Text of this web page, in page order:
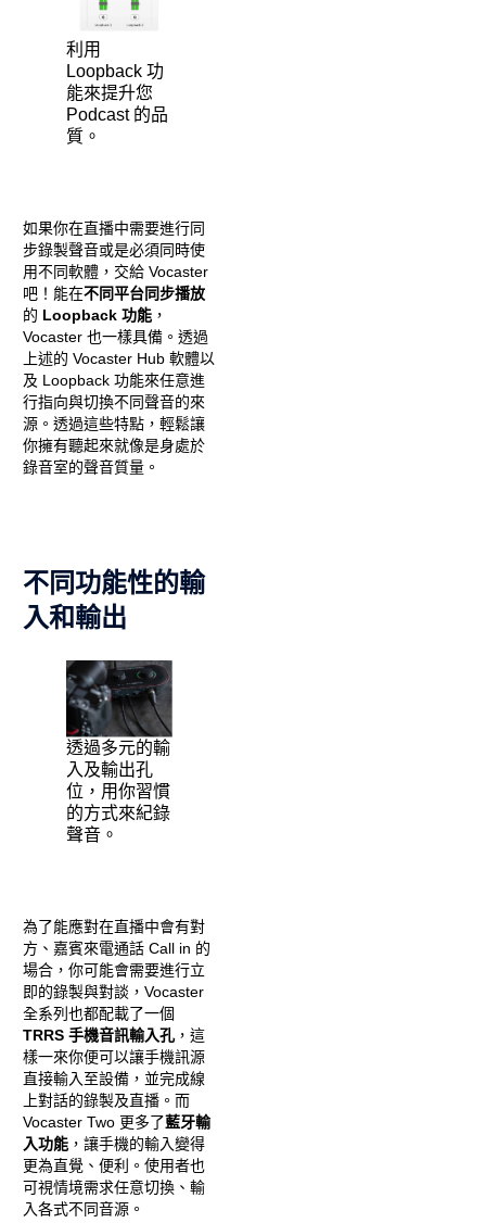
利用
Loopback 功
能來提升您
Podcast 的品
質。
如果你在直播中需要進行同
步錄製聲音或是必須同時使
用不同軟體，交給 Vocaster
吧！能在不同平台同步播放
的 Loopback 功能，
Vocaster 也一樣具備。透過
上述的 Vocaster Hub 軟體以
及 Loopback 功能來任意進
行指向與切換不同聲音的來
源。透過這些特點，輕鬆讓
你擁有聽起來就像是身處於
錄音室的聲音質量。
不同功能性的輸
入和輸出
透過多元的輸
入及輸出孔
位，用你習慣
的方式來紀錄
聲音。
為了能應對在直播中會有對
方、嘉賓來電通話 Call in 的
場合，你可能會需要進行立
即的錄製與對談，Vocaster
全系列也都配載了一個
TRRS 手機音訊輸入孔，這
樣一來你便可以讓手機訊源
直接輸入至設備，並完成線
上對話的錄製及直播。而
Vocaster Two 更多了藍牙輸
入功能，讓手機的輸入變得
更為直覺、便利。使用者也
可視情境需求任意切換、輸
入各式不同音源。